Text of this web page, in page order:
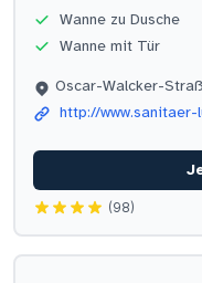
Wanne zu Dusche
Wanne mit Tür
Oscar-Walcker-
http://
(98)